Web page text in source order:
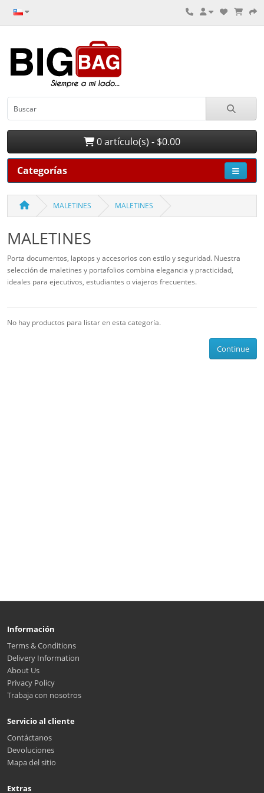
0 artículo(s) - $0.00
Categorías
MALETINES MALETINES
MALETINES
Porta documentos, laptops y accesorios con estilo y seguridad. Nuestra
selección de maletines y portafolios combina elegancia y practicidad,
ideales para ejecutivos, estudiantes o viajeros frecuentes.
No hay productos para listar en esta categoría.
Continue
Información
Terms & Conditions
Delivery Information
About Us
Privacy Policy
Trabaja con nosotros
Servicio al cliente
Contáctanos
Devoluciones
Mapa del sitio
Extras